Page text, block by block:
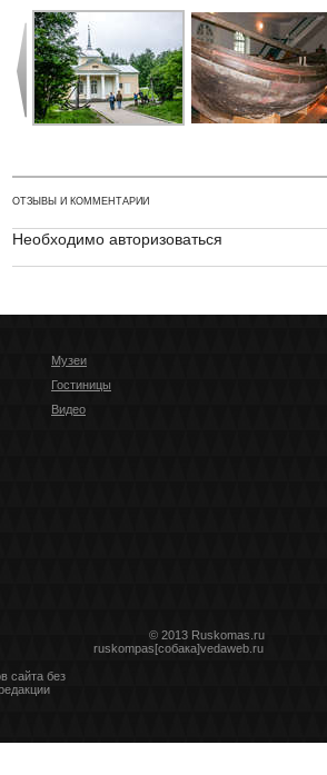
ОТЗЫВЫ И КОММЕНТАРИИ
Необходимо авторизоваться
Музеи
Гостиницы
Видео
© 2013 Ruskomas.ru
ruskompas[собака]vedaweb.ru
сайта без